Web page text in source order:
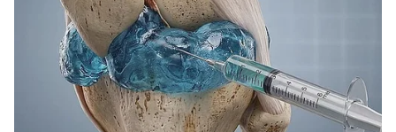
பணி விவரங்கள் :
M.V.Mechanic – 4